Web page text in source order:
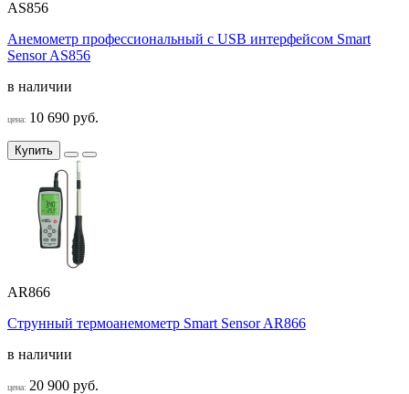
AS856
Анемометр профессиональный c USB интерфейсом Smart
Sensor AS856
в наличии
цена: 10 690 руб.
Купить
AR866
Струнный термоанемометр Smart Sensor AR866
в наличии
цена: 20 900 руб.